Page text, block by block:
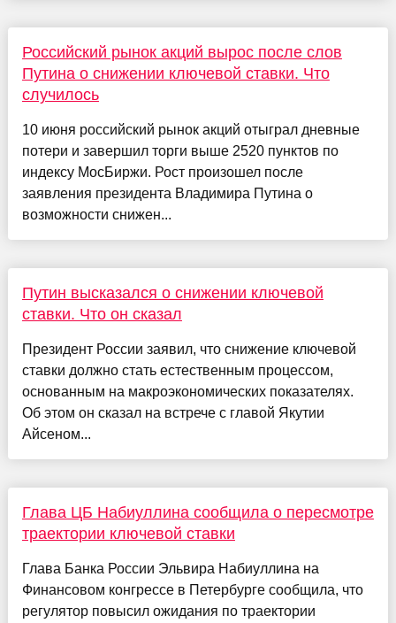
Российский рынок акций вырос после слов
Путина о снижении ключевой ставки. Что
случилось
10 июня российский рынок акций отыграл дневные
потери и завершил торги выше 2520 пунктов по
индексу МосБиржи. Рост произошел после
заявления президента Владимира Путина о
возможности снижен...
Путин высказался о снижении ключевой
ставки. Что он сказал
Президент России заявил, что снижение ключевой
ставки должно стать естественным процессом,
основанным на макроэкономических показателях.
Об этом он сказал на встрече с главой Якутии
Айсеном...
Глава ЦБ Набиуллина сообщила о пересмотре
траектории ключевой ставки
Глава Банка России Эльвира Набиуллина на
Финансовом конгрессе в Петербурге сообщила, что
регулятор повысил ожидания по траектории